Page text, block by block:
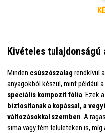
Kivételes tulajdonságú
Minden csúszószalag rendkívül
anyagokból készül, mint például a
speciális kompozit fólia. Ezek
biztosítanak a kopással, a
változásokkal szemben. A
sima vagy fém felületeken is,